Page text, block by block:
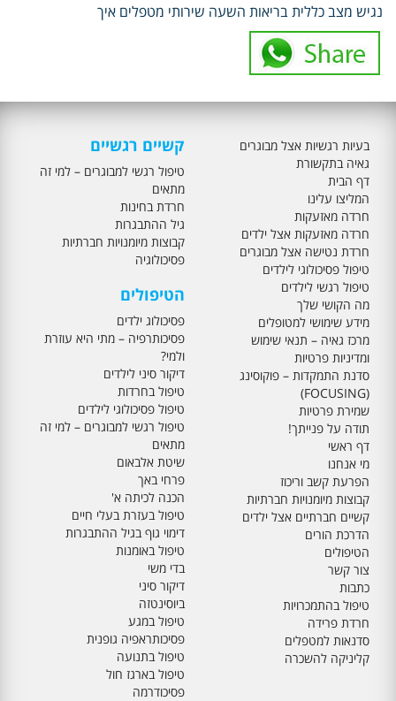
נגיש מצב כללית בריאות השעה שירותי מטפלים איך
בעיות רגשיות אצל מבוגרים
גאיה בתקשורת
דף הבית
המליצו עלינו
חרדה מאזעקות
חרדה מאזעקות אצל ילדים
חרדת נטישה אצל מבוגרים
טיפול פסיכולוגי לילדים
טיפול רגשי לילדים
מה הקושי שלך
מידע שימושי למטופלים
מרכז גאיה – תנאי שימוש
ומדיניות פרטיות
סדנת התמקדות – פוקוסינג
(FOCUSING)
שמירת פרטיות
תודה על פנייתך!
דף ראשי
מי אנחנו
הפרעת קשב וריכוז
קבוצות מיומנויות חברתיות
קשיים חברתיים אצל ילדים
הדרכת הורים
הטיפולים
צור קשר
כתבות
טיפול בהתמכרויות
חרדת פרידה
סדנאות למטפלים
קליניקה להשכרה
קשיים רגשיים
טיפול רגשי למבוגרים – למי זה
מתאים
חרדת בחינות
גיל ההתבגרות
קבוצות מיומנויות חברתיות
פסיכולוגיה
הטיפולים
פסיכולוג ילדים
פסיכותרפיה – מתי היא עוזרת
ולמי?
דיקור סיני לילדים
טיפול בחרדות
טיפול פסיכולוגי לילדים
טיפול רגשי למבוגרים – למי זה
מתאים
שיטת אלבאום
פרחי באך
הכנה לכיתה א'
טיפול בעזרת בעלי חיים
דימוי גוף בגיל ההתבגרות
טיפול באומנות
בדי משי
דיקור סיני
ביוסינטזה
טיפול במגע
פסיכותראפיה גופנית
טיפול בתנועה
טיפול בארגז חול
פסיכודרמה